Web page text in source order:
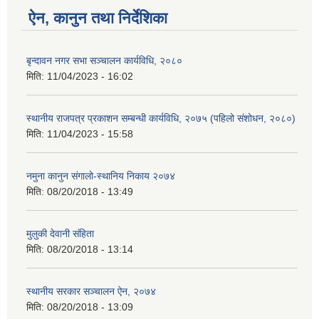
ऐन, कानुन तथा निर्देशिका
बृन्दावन नगर सभा सञ्चालन कार्यविधि, २०८०
मिति: 11/04/2023 - 16:02
स्थानीय राजपत्र प्रकाशन सम्बन्धी कार्यविधि, २०७५ (पहिलो संशोधन, २०८०)
मिति: 11/04/2023 - 15:58
नमुना कानुन संगालो-स्थानिय निकाय २०७४
मिति: 08/20/2018 - 13:49
मुलुकी देवानी संहिता
मिति: 08/20/2018 - 13:14
स्थानीय सरकार सञ्चालन ऐन, २०७४
मिति: 08/20/2018 - 13:09